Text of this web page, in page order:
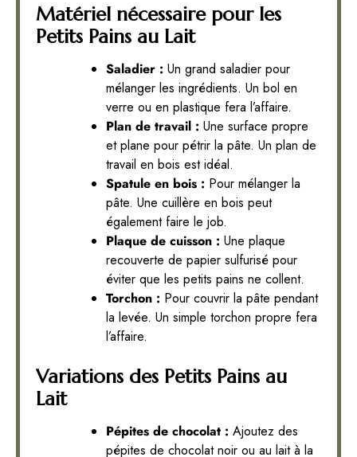
Matériel nécessaire pour les
Petits Pains au Lait
Saladier : Un grand saladier pour
mélanger les ingrédients. Un bol en
verre ou en plastique fera l’affaire.
Plan de travail : Une surface propre
et plane pour pétrir la pâte. Un plan de
travail en bois est idéal.
Spatule en bois : Pour mélanger la
pâte. Une cuillère en bois peut
également faire le job.
Plaque de cuisson : Une plaque
recouverte de papier sulfurisé pour
éviter que les petits pains ne collent.
Torchon : Pour couvrir la pâte pendant
la levée. Un simple torchon propre fera
l’affaire.
Variations des Petits Pains au
Lait
Pépites de chocolat : Ajoutez des
pépites de chocolat noir ou au lait à la